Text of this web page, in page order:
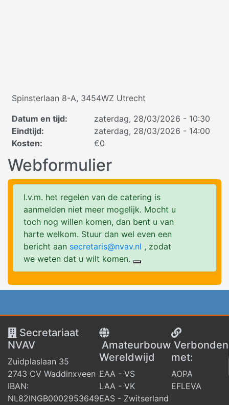
Spinsterlaan 8-A, 3454WZ Utrecht
Datum en tijd:
zaterdag, 28/03/2026 - 10:30
Eindtijd:
zaterdag, 28/03/2026 - 14:00
Kosten: €0
Webformulier
I.v.m. het regelen van de catering is
aanmelden niet meer mogelijk. Mocht u
toch nog willen komen, dan bent u van
harte welkom. Stuur dan wel even een
bericht aan secretaris@nvav.nl , zodat
we weten dat u wilt komen.
Secretariaat
NVAV
Zuidplaslaan 35
2743 CV Waddinxveen
IBAN:
NL82INGB0002953649
Amateurbouw
Wereldwijd
EAA - VS
LAA - VK
EAS - Zwitserland
Verbonden
met:
AOPA
EFLEVA